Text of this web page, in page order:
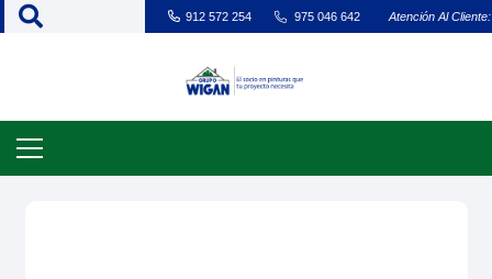
912 572 254 975 046 642 Atención Al Cliente: